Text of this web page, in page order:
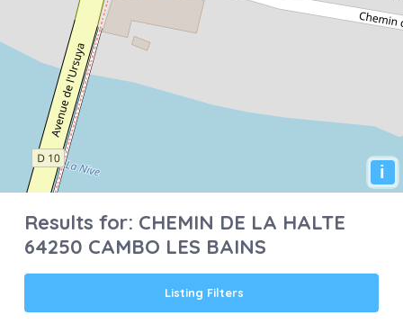
i
Results for: CHEMIN DE LA HALTE
64250 CAMBO LES BAINS
Listing Filters